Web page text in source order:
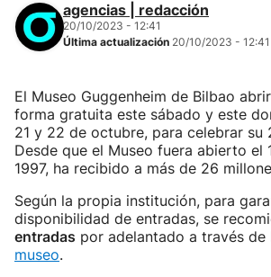
agencias | redacción
20/10/2023 - 12:41
Última actualización 20/10/2023 - 12:41
El Museo Guggenheim de Bilbao
forma gratuita este sábado y este
21 y 22 de octubre, para celebrar su
Desde que el Museo fuera abierto el
1997, ha recibido a más de 26
Según la propia institución, para
disponibilidad de entradas, se
entradas por adelantado a través de
museo.